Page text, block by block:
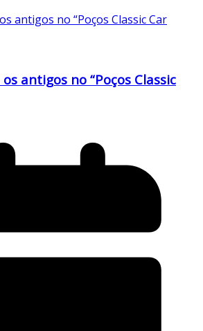
os antigos no “Poços Classic